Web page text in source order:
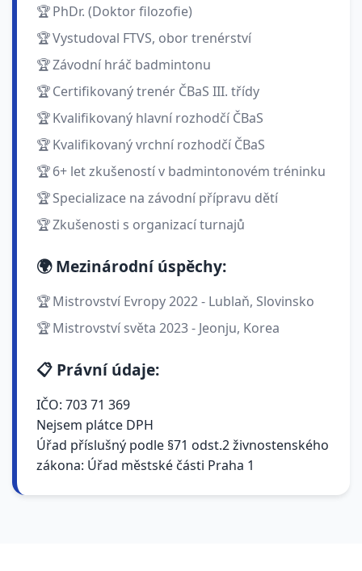
PhDr. (Doktor filozofie)
Vystudoval FTVS, obor trenérství
Závodní hráč badmintonu
Certifikovaný trenér ČBaS III. třídy
Kvalifikovaný hlavní rozhodčí ČBaS
Kvalifikovaný vrchní rozhodčí ČBaS
6+ let zkušeností v badmintonovém tréninku
Specializace na závodní přípravu dětí
Zkušenosti s organizací turnajů
🌍 Mezinárodní úspěchy:
Mistrovství Evropy 2022 - Lublaň, Slovinsko
Mistrovství světa 2023 - Jeonju, Korea
📋 Právní údaje:
IČO: 703 71 369
Nejsem plátce DPH
Úřad příslušný podle §71 odst.2 živnostenského
zákona: Úřad městské části Praha 1